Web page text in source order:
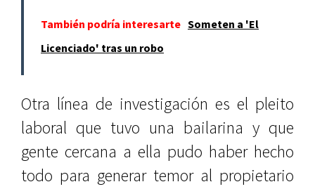
También podría interesarte Someten a 'El
Licenciado' tras un robo
Otra línea de investigación es el pleito
laboral que tuvo una bailarina y que
gente cercana a ella pudo haber hecho
todo para generar temor al propietario